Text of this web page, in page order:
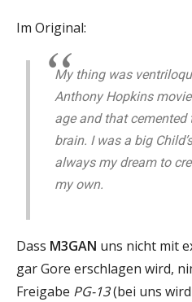
Im Original:
My thing was
Anthony Hopkins
age and that cemented
brain. I was a big
always my dream to
my own.
Dass M3GAN uns nicht mit
gar Gore erschlagen wird,
Freigabe PG-13(bei uns